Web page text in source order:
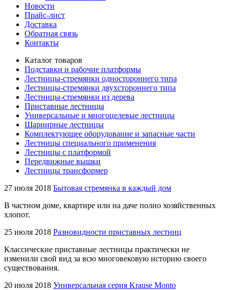
Новости
Прайс-лист
Доставка
Обратная связь
Контакты
Каталог товаров
Подставки и рабочие платформы
Лестницы-стремянки одностороннего типа
Лестницы-стремянки двухстороннего типа
Лестницы-стремянки из дерева
Приставные лестницы
Универсальные и многоцелевые лестницы
Шарнирные лестницы
Комплектующее оборудование и запасные части
Лестницы специального применения
Лестницы с платформой
Передвижные вышки
Лестницы трансформер
27 июля 2018 Бытовая стремянка в каждый дом
В частном доме, квартире или на даче полно хозяйственных
хлопот.
25 июля 2018 Разновидности приставных лестниц
Классические приставные лестницы практически не
изменили свой вид за всю многовековую историю своего
существования.
20 июля 2018 Универсальная серия Krause Monto